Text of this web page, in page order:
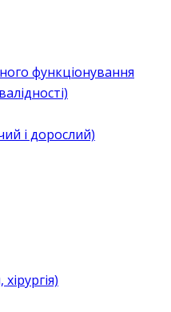
функціонування
і дорослий)